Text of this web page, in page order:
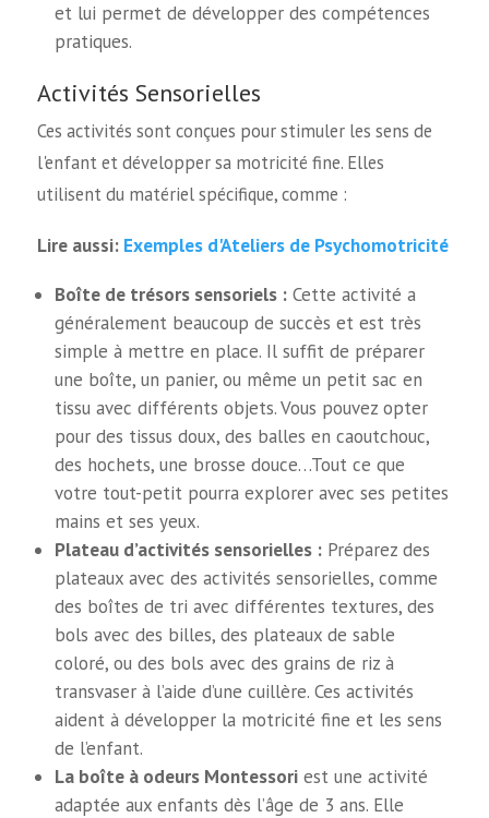
et lui permet de développer des compétences
pratiques.
Activités Sensorielles
Ces activités sont conçues pour stimuler les sens de
l'enfant et développer sa motricité fine. Elles
utilisent du matériel spécifique, comme :
Lire aussi: Exemples d'Ateliers de Psychomotricité
Boîte de trésors sensoriels : Cette activité a
généralement beaucoup de succès et est très
simple à mettre en place. Il suffit de préparer
une boîte, un panier, ou même un petit sac en
tissu avec différents objets. Vous pouvez opter
pour des tissus doux, des balles en caoutchouc,
des hochets, une brosse douce…Tout ce que
votre tout-petit pourra explorer avec ses petites
mains et ses yeux.
Plateau d’activités sensorielles : Préparez des
plateaux avec des activités sensorielles, comme
des boîtes de tri avec différentes textures, des
bols avec des billes, des plateaux de sable
coloré, ou des bols avec des grains de riz à
transvaser à l’aide d’une cuillère. Ces activités
aident à développer la motricité fine et les sens
de l’enfant.
La boîte à odeurs Montessori est une activité
adaptée aux enfants dès l’âge de 3 ans. Elle